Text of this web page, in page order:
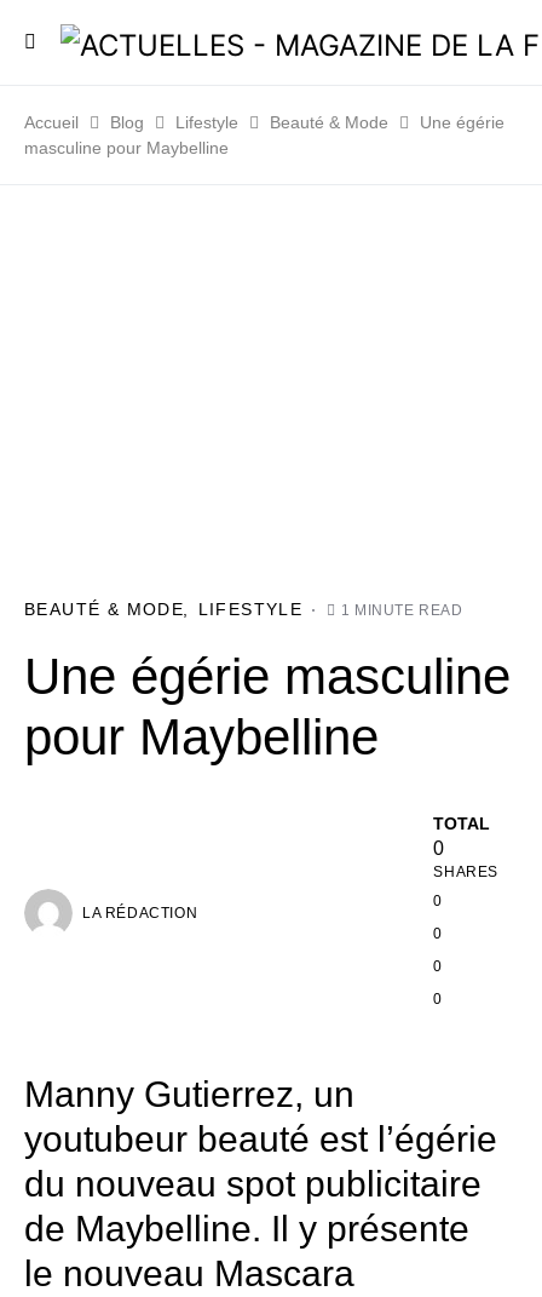
Accueil Blog Lifestyle Beauté & Mode
Une égérie
masculine pour Maybelline
BEAUTÉ & MODE LIFESTYLE 1 MINUTE READ
Une égérie masculine
pour Maybelline
LA RÉDACTION
TOTAL
0
SHARES
0
0
0
0
Manny Gutierrez, un
youtubeur beauté est l’égérie
du nouveau spot publicitaire
de Maybelline. Il y présente
le nouveau Mascara